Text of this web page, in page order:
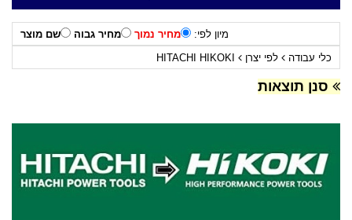
מיון לפי: מחיר נמוך מחיר גבוה
שם מוצר
כלי עבודה
לפי יצרן HITACHI HIKOKI
סנן תוצאות